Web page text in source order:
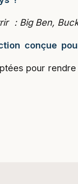
: Big Ben,
conçue
pour